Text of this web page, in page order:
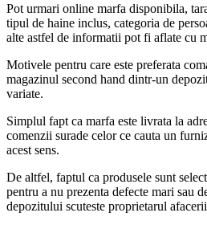
Pot urmari online marfa disponibila,
tipul de haine inclus, categoria de
alte astfel de informatii pot fi aflate cu
Motivele pentru care este preferata
magazinul second hand dintr-un
variate.
Simplul fapt ca marfa este livrata la
comenzii surade celor ce cauta un
acest sens.
De altfel, faptul ca produsele sunt
pentru a nu prezenta defecte mari sau
depozitului scuteste proprietarul